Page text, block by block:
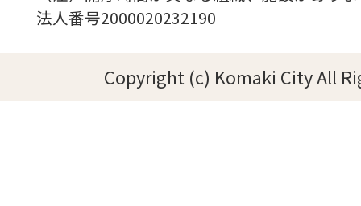
法人番号2000020232190
Copyright (c) Komaki City All